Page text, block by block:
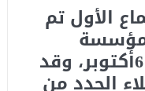
الأول تم
مؤسسة
الساعة للتنمية بمدينة 6أكتوبر، وقد
الجدد من